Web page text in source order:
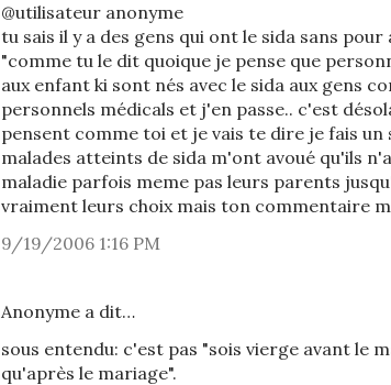
@utilisateur anonyme
tu sais il y a des gens qui ont le sida sans
"comme tu le dit quoique je pense que
aux enfant ki sont nés avec le sida aux gens
personnels médicals et j'en passe.. c'est
pensent comme toi et je vais te dire je fais
malades atteints de sida m'ont avoué qu'ils
maladie parfois meme pas leurs parents
vraiment leurs choix mais ton commentaire
9/19/2006 1:16 PM
Anonyme a dit…
sous entendu: c'est pas "sois vierge avant le
qu'après le mariage".